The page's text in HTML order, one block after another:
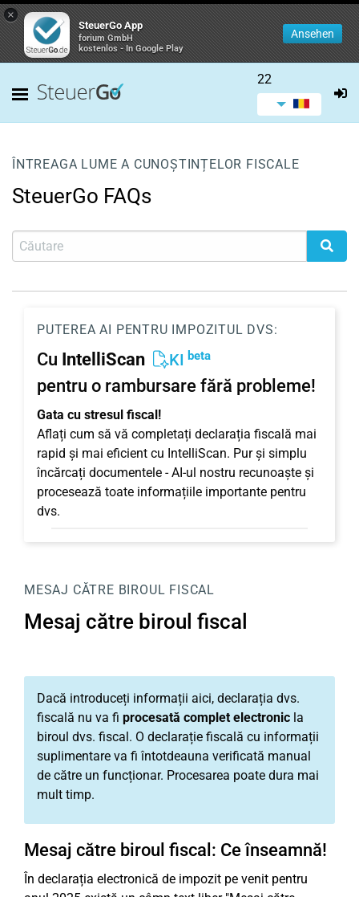
×
SteuerGo App
forium GmbH
kostenlos - In Google Play
Ansehen
22
ÎNTREAGA LUME A CUNOȘTINȚELOR FISCALE
SteuerGo FAQs
PUTEREA AI PENTRU IMPOZITUL DVS:
Cu IntelliScan KI beta
pentru o rambursare fără probleme!
Gata cu stresul fiscal!
Aflați cum să vă completați declarația fiscală mai
rapid și mai eficient cu IntelliScan. Pur și simplu
încărcați documentele - AI-ul nostru recunoaște și
procesează toate informațiile importante pentru
dvs.
MESAJ CĂTRE BIROUL FISCAL
Mesaj către biroul fiscal
Dacă introduceți informații aici, declarația dvs.
fiscală nu va fi procesată complet electronic la
biroul dvs. fiscal. O declarație fiscală cu informații
suplimentare va fi întotdeauna verificată manual
de către un funcționar. Procesarea poate dura mai
mult timp.
Mesaj către biroul fiscal: Ce înseamnă!
În declarația electronică de impozit pe venit pentru